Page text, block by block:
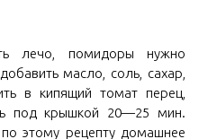
лечо, помидоры нужно
масло, соль, сахар,
в кипящий томат перец,
под крышкой 20—25 мин.
этому рецепту домашнее